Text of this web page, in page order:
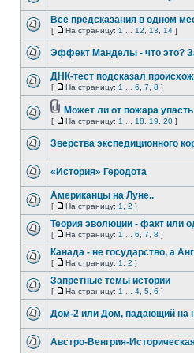
Все предсказания в одном
[ На страницу: 1 12 13 14 ]
Эффект Манделы - что это?
ДНК-тест подсказал
[ На страницу: 1 6 7 8 ]
Может ли от пожара
[ На страницу: 1 18 19 20 ]
Зверства экспедиционного
«История» Геродота
Американцы на Луне..
[ На страницу: 1 2 ]
Теория эволюции - факт или
[ На страницу: 1 6 7 8 ]
Канада - не государство, а
[ На страницу: 1 2 ]
Запретные темы истории
[ На страницу: 1 4 5 6 ]
Дом-2 или Дом, падающий на
Австро-Венгрия-